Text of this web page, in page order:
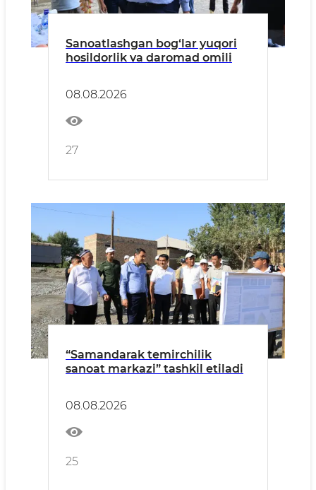
Sanoatlashgan bog‘lar yuqori
hosildorlik va daromad omili
08.08.2026
27
“Samandarak temirchilik
sanoat markazi” tashkil etiladi
08.08.2026
25